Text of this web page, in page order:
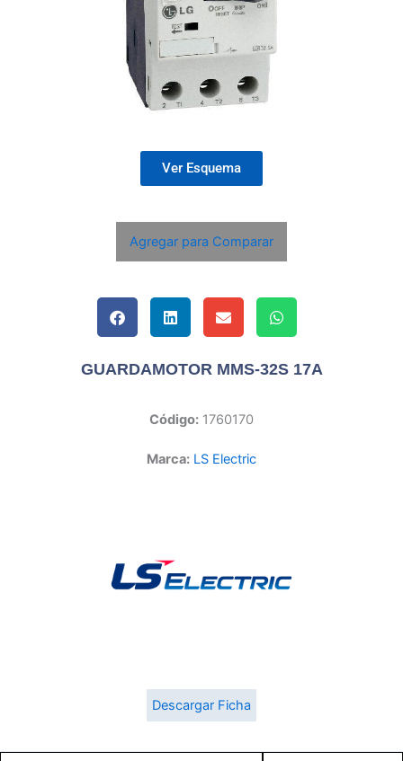
Ver Esquema
Agregar para Comparar
GUARDAMOTOR MMS-32S 17A
Código: 1760170
Marca: LS Electric
Descargar Ficha